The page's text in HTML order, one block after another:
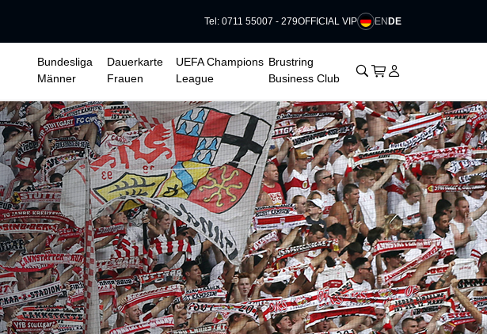
Tel: 0711 55007 - 279OFFICIAL VIP ENDE
Bundesliga
Männer
Dauerkarte
Frauen
UEFA Champions
League
Brustring
Business Club
􀊫 Warenkorb
􀍩 Login
􀉩